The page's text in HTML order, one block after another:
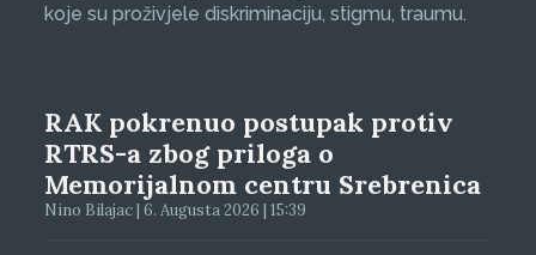
koje su proživjele diskriminaciju, stigmu, traumu.
RAK pokrenuo postupak protiv
RTRS-a zbog priloga o
Memorijalnom centru Srebrenica
Nino Bilajac | 6. Augusta 2026 | 15:39